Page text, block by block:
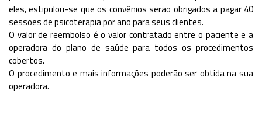
eles, estipulou-se que os convênios serão obrigados a pagar 40
sessões de psicoterapia por ano para seus clientes.
O valor de reembolso é o valor contratado entre o paciente e a
operadora do plano de saúde para todos os procedimentos
cobertos.
O procedimento e mais informações poderão ser obtida na sua
operadora.